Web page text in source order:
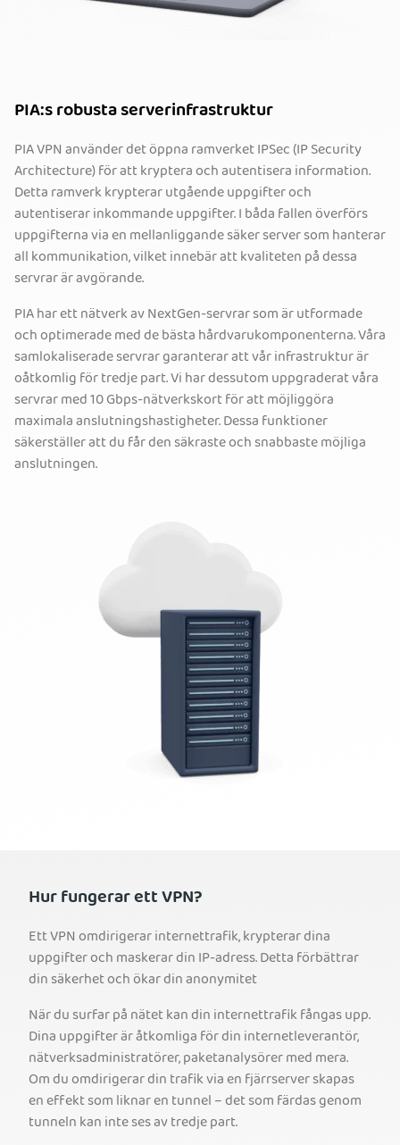
PIA:s robusta serverinfrastruktur
PIA VPN använder det öppna ramverket IPSec (IP Security
Architecture) för att kryptera och autentisera information.
Detta ramverk krypterar utgående uppgifter och
autentiserar inkommande uppgifter. I båda fallen överförs
uppgifterna via en mellanliggande säker server som hanterar
all kommunikation, vilket innebär att kvaliteten på dessa
servrar är avgörande.
PIA har ett nätverk av NextGen-servrar som är utformade
och optimerade med de bästa hårdvarukomponenterna. Våra
samlokaliserade servrar garanterar att vår infrastruktur är
oåtkomlig för tredje part. Vi har dessutom uppgraderat våra
servrar med 10 Gbps-nätverkskort för att möjliggöra
maximala anslutningshastigheter. Dessa funktioner
säkerställer att du får den säkraste och snabbaste möjliga
anslutningen.
Hur fungerar ett VPN?
Ett VPN omdirigerar internettrafik, krypterar dina
uppgifter och maskerar din IP-adress. Detta förbättrar
din säkerhet och ökar din anonymitet
När du surfar på nätet kan din internettrafik fångas upp.
Dina uppgifter är åtkomliga för din internetleverantör,
nätverksadministratörer, paketanalysörer med mera.
Om du omdirigerar din trafik via en fjärrserver skapas
en effekt som liknar en tunnel – det som färdas genom
tunneln kan inte ses av tredje part.